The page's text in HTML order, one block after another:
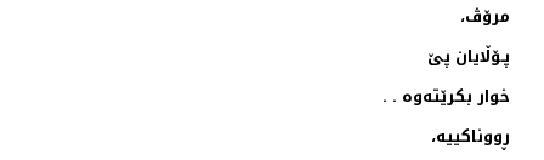
مرۆڤ،
پـۆڵایان پێ
خوار بكرێته‌وه‌ . .
ڕووناكییه‌،